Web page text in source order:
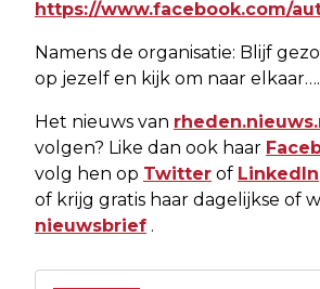
https://www.facebook.com/
Namens de organisatie: Blijf
op jezelf en kijk om naar
Het nieuws van
volgen? Like dan ook haar
volg hen op Twitter of LinkedIn
of krijg gratis haar dagelijkse of
nieuwsbrief .